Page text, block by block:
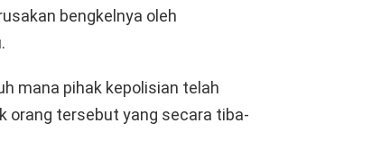
bengkelnya oleh
mana pihak kepolisian telah
orang tersebut yang secara tiba-